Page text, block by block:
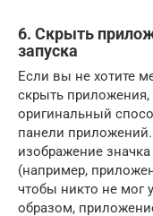
6. Скрыть
запуска
Если вы не хотите
скрыть
оригинальный
панели
изображение
(например,
чтобы никто не мог
образом,